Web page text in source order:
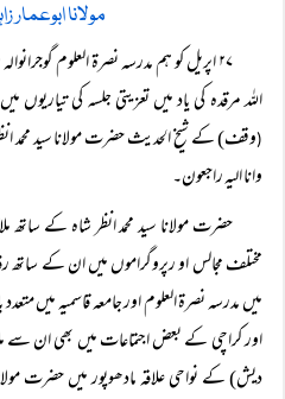
مولانا ابوعمار
۲۷ اپریل کو ہم مدرسہ نصرۃ العلوم
اللہ مرقدہ کی یاد میں تعزیتی جلسہ کی تیاریوں
(وقف) کے شیخ الحدیث حضرت مولانا سید محمد
وانا الیہ راجعون۔
حضرت مولانا سید محمد انظر شاہ کے ساتھ
مختلف مجالس او رپروگراموں میں ان کے
میں مدرسہ نصرۃ العلوم اور جامعہ قاسمیہ میں
اور کراچی کے بعض اجتماعات میں بھی ان سے
دیش) کے نواحی علاقہ مادھوپور میں حضرت